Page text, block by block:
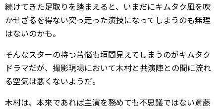
続けてきた足取りを踏まえると、いまだにキムタク風を吹
かせざるを得ない突っ走った演技になってしまうのも無理
はないのかも。
そんなスターの持つ苦悩も垣間見えてしまうのがキムタク
ドラマだが、撮影現場において木村と共演陣との間に流れ
る空気は悪くないようだ。
木村は、本来であれば主演を務めても不思議ではない斎藤